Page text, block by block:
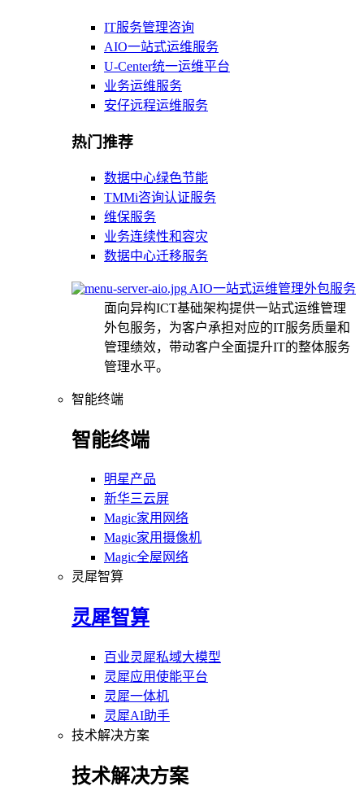
IT服务管理咨询
AIO一站式运维服务
U-Center统一运维平台
业务运维服务
安仔远程运维服务
热门推荐
数据中心绿色节能
TMMi咨询认证服务
维保服务
业务连续性和容灾
数据中心迁移服务
AIO一站式运维管理外包服务
面向异构ICT基础架构提供一站式运维管理
外包服务，为客户承担对应的IT服务质量和
管理绩效，带动客户全面提升IT的整体服务
管理水平。
智能终端
智能终端
明星产品
新华三云屏
Magic家用网络
Magic家用摄像机
Magic全屋网络
灵犀智算
灵犀智算
百业灵犀私域大模型
灵犀应用使能平台
灵犀一体机
灵犀AI助手
技术解决方案
技术解决方案